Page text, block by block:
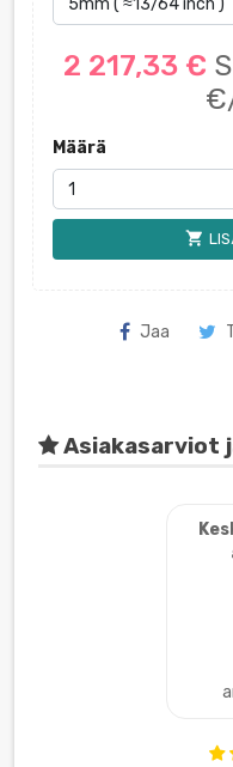
2 217,33 €
Määrä
shopping_cart
Jaa
Asiakasarviot